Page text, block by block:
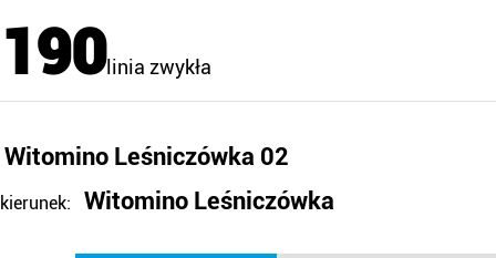
190linia zwykła
Witomino Leśniczówka 02
kierunek: Witomino Leśniczówka